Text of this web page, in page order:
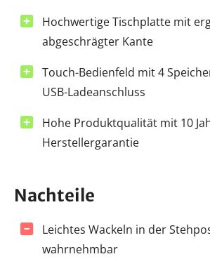
Hochwertige Tischplatte mit
abgeschrägter Kante
Touch-Bedienfeld mit 4
USB-Ladeanschluss
Hohe Produktqualität mit 10
Herstellergarantie
Nachteile
Leichtes Wackeln in der
wahrnehmbar